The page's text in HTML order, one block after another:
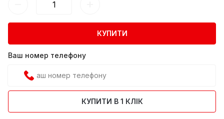
КУПИТИ
Ваш номер телефону
КУПИТИ В 1 КЛІК